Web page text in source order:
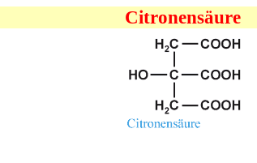
Citronensäure